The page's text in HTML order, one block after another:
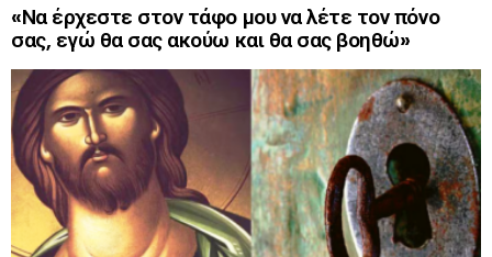
«Να έρχεστε στον τάφο μου να λέτε τον πόνο
σας, εγώ θα σας ακούω και θα σας βοηθώ»